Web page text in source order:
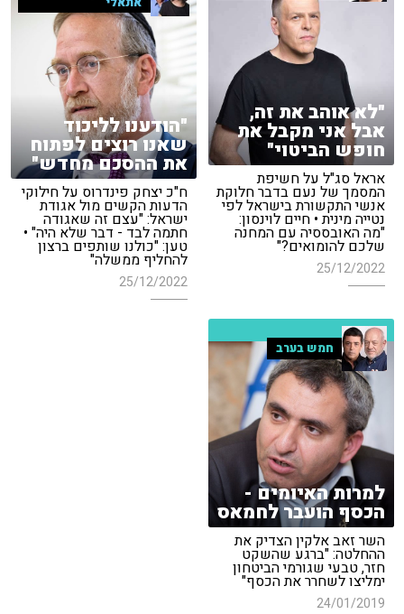
"לא אוהב את זה,
אבל אני מקבל את
חופש הביטוי"
אראל סג"ל על חשיפת
המסמך של נעם בדבר חלוקת
אנשי התקשורת בישראל לפי
נטייה מינית • חיים לוינסון:
"מה האובססיה עם המחנה
שלכם להומואים?"
25/12/2022
"הודענו לליכוד
שאנו רוצים לפתוח
את ההסכם מחדש"
ח"כ יצחק פינדרוס על חילוקי
הדעות הקשים מול אגודת
ישראל: "עצם זה שאגודה
חתמה לבד - דבר שלא היה" •
טען: "כולנו שותפים ברצון
להחליף ממשלה"
25/12/2022
חמש בערב
למרות האיומים -
הכסף הועבר לחמאס
השר זאב אלקין הצדיק את
ההחלטה: "ברגע שהשקט
חזר, טבעי שגורמי הביטחון
ימליצו לשחרר את הכסף"
24/01/2019